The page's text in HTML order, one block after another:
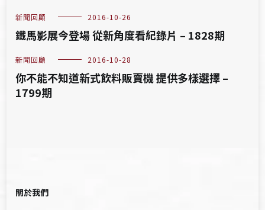
新聞回顧 2016-10-26
鐵馬影展今登場 從新角度看紀錄片 – 1828期
新聞回顧 2016-10-28
你不能不知道新式飲料販賣機 提供多樣選擇 –
1799期
關於我們